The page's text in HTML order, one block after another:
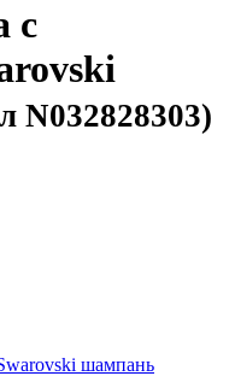
с
N032828303)